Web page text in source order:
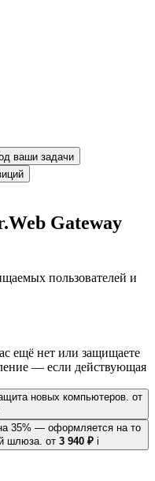
ваши задачи
Gateway
пользователей и
ещё нет или защищаете
— если действующая
новых компьютеров. от
35% — оформляется на то
шлюза. от 3 940 ₽ i